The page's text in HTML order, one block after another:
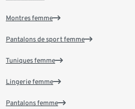
Montres femme
Pantalons de sport femme
Tuniques femme
Lingerie femme
Pantalons femme